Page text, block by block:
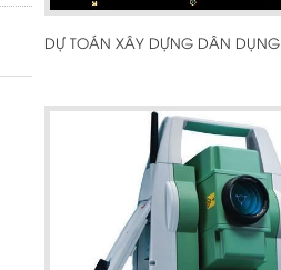
DỰ TOÁN XÂY DỰNG DÂN DỤNG